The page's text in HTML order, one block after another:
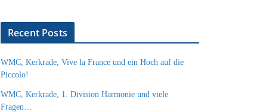
Recent Posts
WMC, Kerkrade, Vive la France und ein Hoch auf die
Piccolo!
WMC, Kerkrade, 1. Division Harmonie und viele
Fragen…